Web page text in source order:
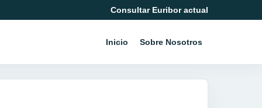
Consultar Euribor actual
Inicio Sobre Nosotros